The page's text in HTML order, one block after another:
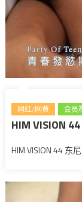
网红/网黄 会员
HIM VISION 44
HIM VISION 44 东